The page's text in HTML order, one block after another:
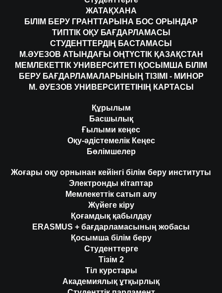
ЖАТАҚХАНА
БІЛІМ БЕРУ ГРАНТТАРЫНА БОС ОРЫНДАР
ТИПТІК ОҚУ БАҒДАРЛАМАСЫ
СТУДЕНТТЕРДІҢ БАСТАМАСЫ
М.ӘУЕЗОВ АТЫНДАҒЫ ОҢТҮСТІК ҚАЗАҚСТАН
МЕМЛЕКЕТТІК УНИВЕРСИТЕТІ ҚОСЫМША БІЛІМ
БЕРУ БАҒДАРЛАМАЛАРЫНЫҢ ТІЗІМІ - МИНОР
М. ӘУЕЗОВ УНИВЕРСИТЕТІНІҢ КАРТАСЫ
Құрылым
Басшылық
Ғылыми кеңес
Оқу-әдістемелік Кеңес
Бөлімшелер
Жоғары оқу орнынан кейінгі білім беру институты
Электронды кітаптар
Мемлекеттік сатып алу
Жүйеге кіру
Қоғамдық қабылдау
ERASMUS + бағдарламасының жобасы
Қосымша білім беру
Студенттерге
Тізім 2
Тіл курстары
Академиялық ұтқырлық